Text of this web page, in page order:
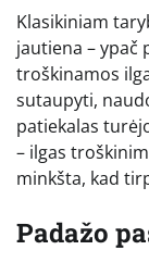
Klasikiniam
jautiena – ypač
troškinamos
sutaupyti,
patiekalas
– ilgas
minkšta, kad
Padažo